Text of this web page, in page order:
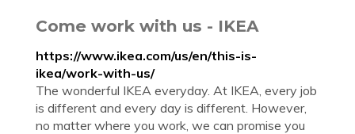
Come work with us - IKEA
https://www.ikea.com/us/en/this-is-
ikea/work-with-us/
The wonderful IKEA everyday. At IKEA, every job
is different and every day is different. However,
no matter where you work, we can promise you